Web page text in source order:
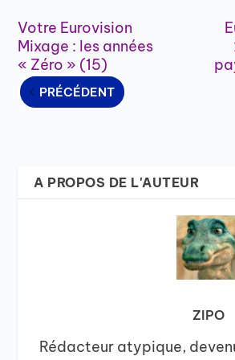
Votre Eurovision
Mixage : les années
« Zéro » (15)
PRÉCÉDENT
A PROPOS DE L'AUTEUR
ZIPO
Rédacteur atypique,